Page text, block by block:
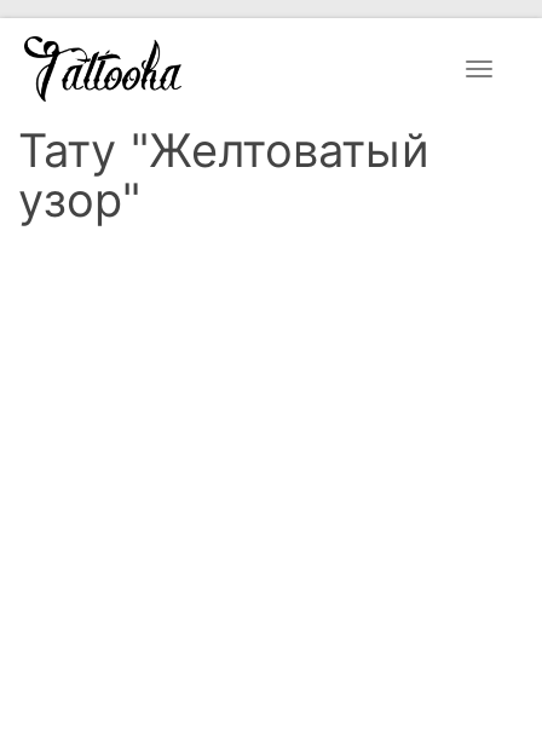
Toggle
Тату "Желтоватый
узор"